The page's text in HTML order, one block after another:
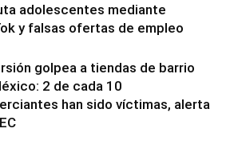
adolescentes mediante
y falsas ofertas de empleo
golpea a tiendas de barrio
2 de cada 10
han sido víctimas, alerta